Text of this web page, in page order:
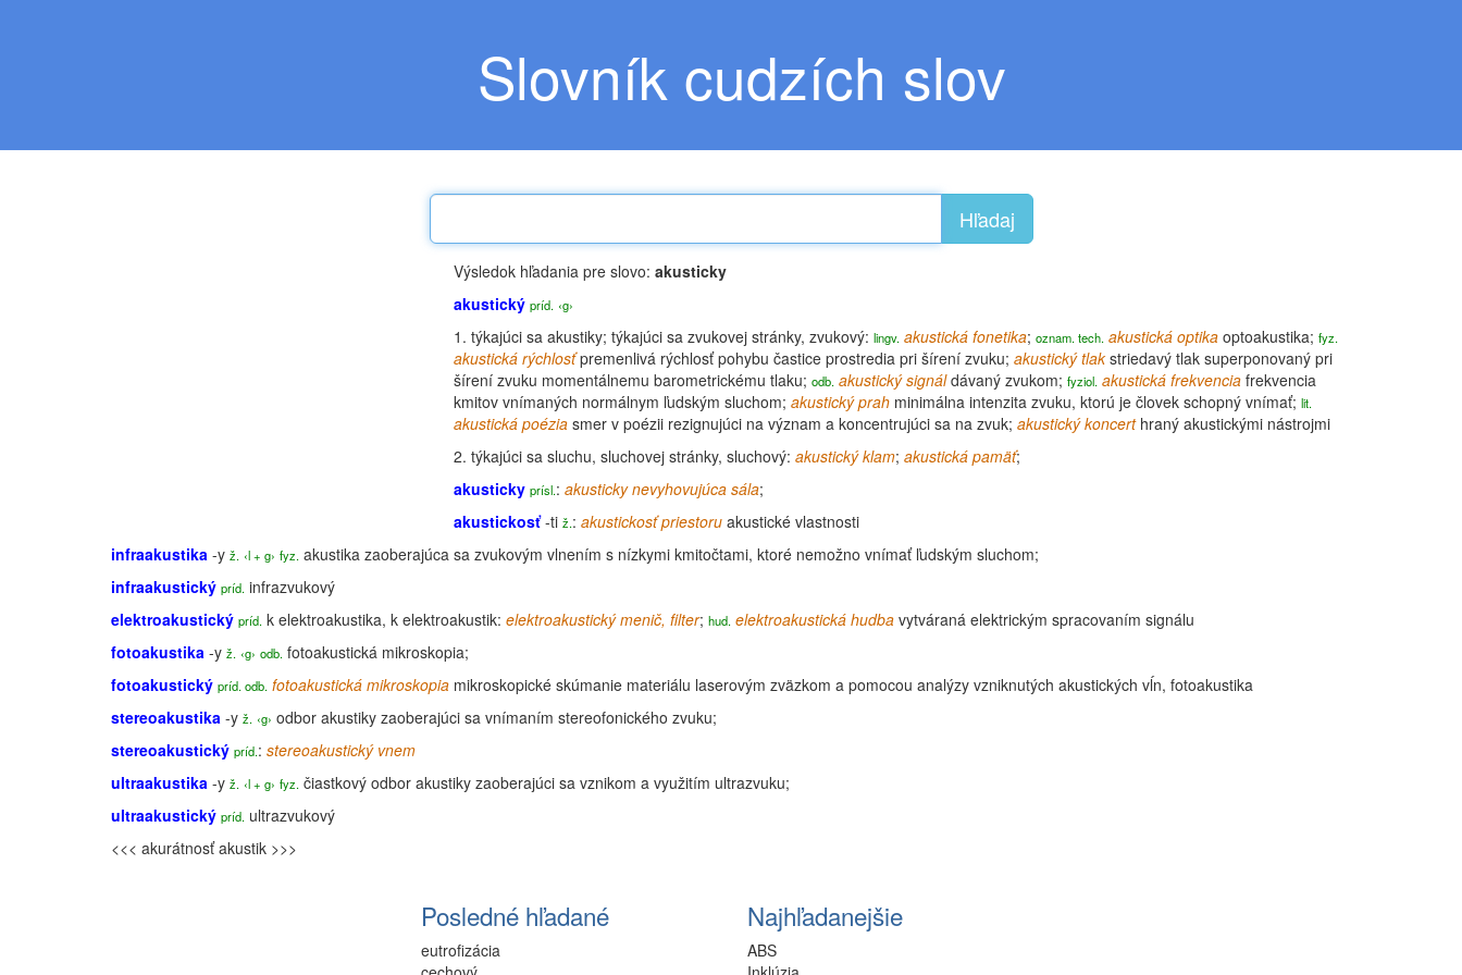
Slovník cudzích slov
Hľadaj
Výsledok hľadania pre slovo: akusticky
akustický príd. ‹g›
1. týkajúci sa akustiky; týkajúci sa zvukovej stránky, zvukový: lingv. akustická fonetika; oznam. tech. akustická optika optoakustika; fyz.
akustická rýchlosťpremenlivá rýchlosť pohybu častice prostredia pri šírení zvuku; akustický tlakstriedavý tlak superponovaný pri
šírení zvuku momentálnemu barometrickému tlaku; odb. akustickýsignáldávaný zvukom; fyziol. akustická frekvencia frekvencia
kmitov vnímaných normálnym ľudským sluchom; akustický prah minimálna intenzita zvuku, ktorú je človek schopný vnímať; lit.
akustická poézia smer v poézii rezignujúci na význam a koncentrujúci sa na zvuk; akustickýkoncerthraný akustickými nástrojmi
2. týkajúci sa sluchu, sluchovej stránky, sluchový: akustický klam; akustická pamäť;
akusticky prísl.: akusticky nevyhovujúca sála;
akustickosť-ti ž.: akustickosť priestoru akustické vlastnosti
infraakustika -y ž. ‹l + g› fyz. akustika zaoberajúca sa zvukovým vlnením s nízkymi kmitočtami, ktoré nemožno vnímať ľudským sluchom;
infraakustický príd. infrazvukový
elektroakustický príd. k elektroakustika, k elektroakustik: elektroakustický menič, filter; hud. elektroakustická hudba vytváraná elektrickým spracovaním signálu
fotoakustika -y ž. ‹g› odb. fotoakustická mikroskopia;
fotoakustický príd. odb. fotoakustická mikroskopia mikroskopické skúmanie materiálu laserovým zväzkom a pomocou analýzy vzniknutých akustických vĺn, fotoakustika
stereoakustika -y ž. ‹g› odbor akustiky zaoberajúci sa vnímaním stereofonického zvuku;
stereoakustický príd.: stereoakustický vnem
ultraakustika -y ž. ‹l + g› fyz. čiastkový odbor akustiky zaoberajúci sa vznikom a využitím ultrazvuku;
ultraakustický príd. ultrazvukový
<<< akurátnosť akustik >>>
Posledné hľadané
eutrofizácia
Najhľadanejšie
ABS